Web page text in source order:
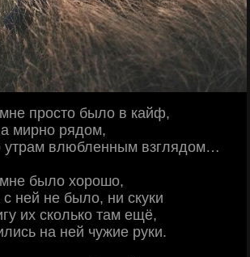
просто было в кайф,
мирно рядом,
утрам влюбленным взглядом…
было хорошо,
ней не было, ни скуки
их сколько там ещё,
на ней чужие руки.